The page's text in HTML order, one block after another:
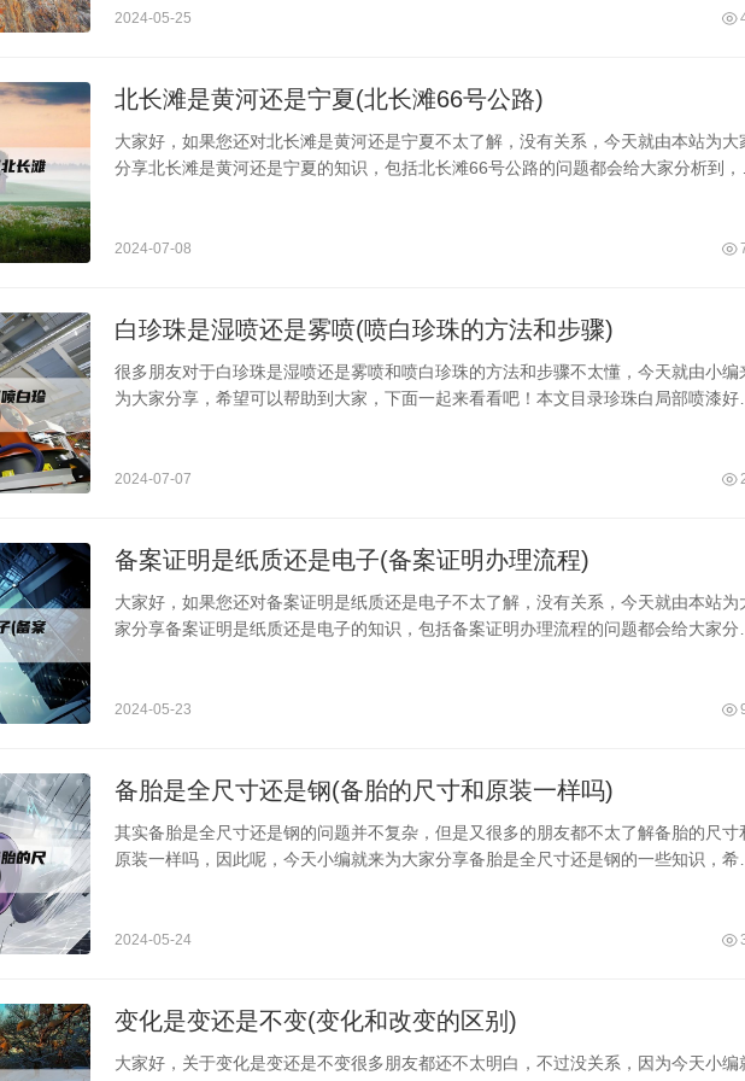
OPPOa9这款手机背部采用的是平面，而不是什么曲面。二、小米14绿色是玻璃还是
2024-05-25
北长滩是黄河还是宁夏(北长滩66号公路)
大家好，如果您还对北长滩是黄河还是宁夏不太了解，没有关系，今天就由本站为大
分享北长滩是黄河还是宁夏的知识，包括北长滩66号公路的问题都会给大家分析到，
卫市南长滩2023年三月底四月初就已经全部盛开了，粉嫩的梨花带着淡淡的清香味
2024-07-08
白珍珠是湿喷还是雾喷(喷白珍珠的方法和步骤)
很多朋友对于白珍珠是湿喷还是雾喷和喷白珍珠的方法和步骤不太懂，今天就由小编
为大家分享，希望可以帮助到大家，下面一起来看看吧！本文目录珍珠白局部喷漆好
好地保留原有的珍珠白色彩，同时也可以节省喷漆材料和成本。2、而如果全部喷漆
2024-07-07
备案证明是纸质还是电子(备案证明办理流程)
大家好，如果您还对备案证明是纸质还是电子不太了解，没有关系，今天就由本站为
家分享备案证明是纸质还是电子的知识，包括备案证明办理流程的问题都会给大家分
什么一、公安局核发的刻章备案证明(刻章许可证)是怎样的公安局给正规的刻章厂颁
2024-05-23
备胎是全尺寸还是钢(备胎的尺寸和原装一样吗)
其实备胎是全尺寸还是钢的问题并不复杂，但是又很多的朋友都不太了解备胎的尺寸
原装一样吗，因此呢，今天小编就来为大家分享备胎是全尺寸还是钢的一些知识，希
装全尺寸轮胎回答如下：根据丰田官方的说明，2017款威驰的备胎轮毂只能装紧急
2024-05-24
变化是变还是不变(变化和改变的区别)
大家好，关于变化是变还是不变很多朋友都还不太明白，不过没关系，因为今天小编